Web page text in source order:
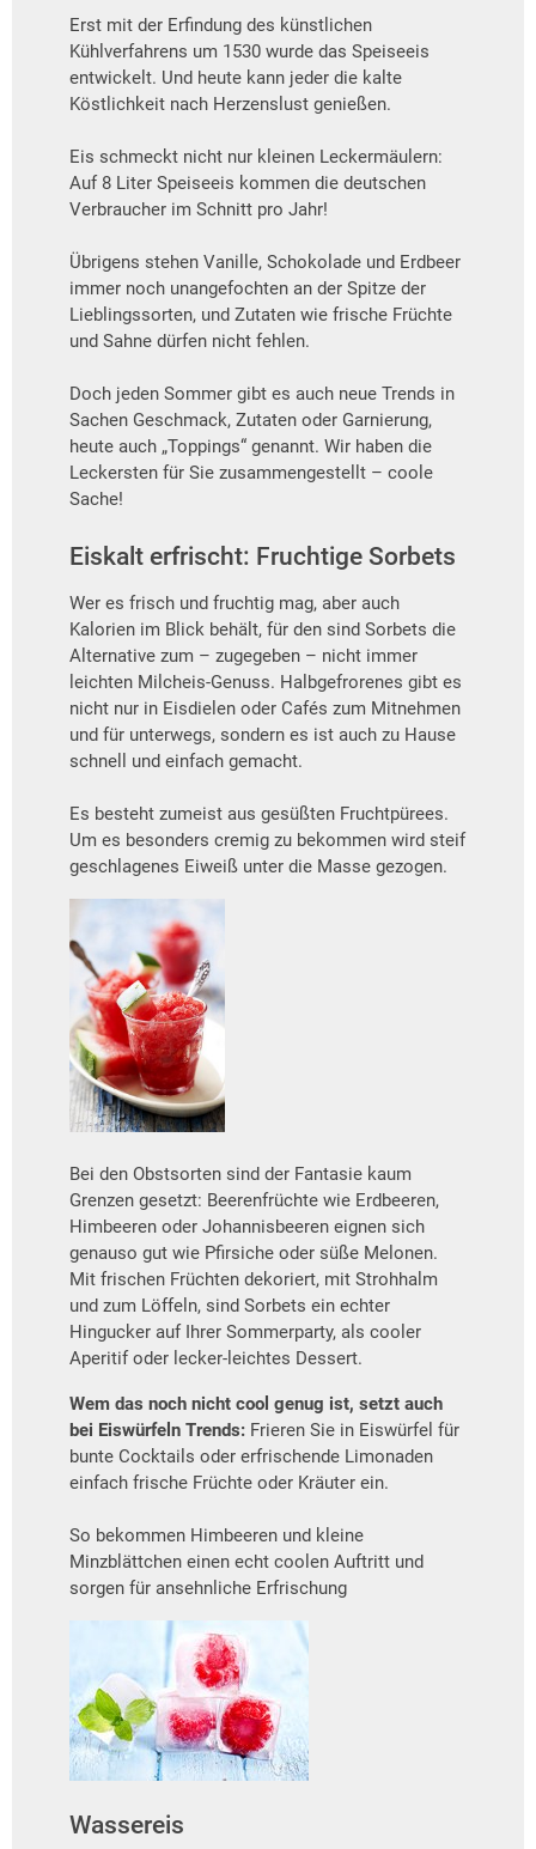
Erst mit der Erfindung des künstlichen
Kühlverfahrens um 1530 wurde das Speiseeis
entwickelt. Und heute kann jeder die kalte
Köstlichkeit nach Herzenslust genießen.
Eis schmeckt nicht nur kleinen Leckermäulern:
Auf 8 Liter Speiseeis kommen die deutschen
Verbraucher im Schnitt pro Jahr!
Übrigens stehen Vanille, Schokolade und Erdbeer
immer noch unangefochten an der Spitze der
Lieblingssorten, und Zutaten wie frische Früchte
und Sahne dürfen nicht fehlen.
Doch jeden Sommer gibt es auch neue Trends in
Sachen Geschmack, Zutaten oder Garnierung,
heute auch „Toppings“ genannt. Wir haben die
Leckersten für Sie zusammengestellt – coole
Sache!
Eiskalt erfrischt: Fruchtige Sorbets
Wer es frisch und fruchtig mag, aber auch
Kalorien im Blick behält, für den sind Sorbets die
Alternative zum – zugegeben – nicht immer
leichten Milcheis-Genuss. Halbgefrorenes gibt es
nicht nur in Eisdielen oder Cafés zum Mitnehmen
und für unterwegs, sondern es ist auch zu Hause
schnell und einfach gemacht.
Es besteht zumeist aus gesüßten Fruchtpürees.
Um es besonders cremig zu bekommen wird steif
geschlagenes Eiweiß unter die Masse gezogen.
Bei den Obstsorten sind der Fantasie kaum
Grenzen gesetzt: Beerenfrüchte wie Erdbeeren,
Himbeeren oder Johannisbeeren eignen sich
genauso gut wie Pfirsiche oder süße Melonen.
Mit frischen Früchten dekoriert, mit Strohhalm
und zum Löffeln, sind Sorbets ein echter
Hingucker auf Ihrer Sommerparty, als cooler
Aperitif oder lecker-leichtes Dessert.
Wem das noch nicht cool genug ist, setzt auch
bei Eiswürfeln Trends: Frieren Sie in Eiswürfel für
bunte Cocktails oder erfrischende Limonaden
einfach frische Früchte oder Kräuter ein.
So bekommen Himbeeren und kleine
Minzblättchen einen echt coolen Auftritt und
sorgen für ansehnliche Erfrischung
Wassereis